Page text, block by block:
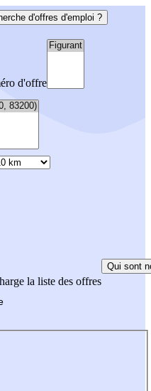
d'offres d'emploi ?
d'offre
la liste des offres
Qui sont